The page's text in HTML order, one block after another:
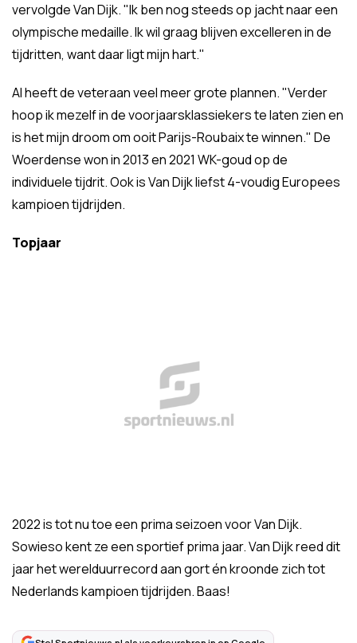
vervolgde Van Dijk. "Ik ben nog steeds op jacht naar een
olympische medaille. Ik wil graag blijven excelleren in de
tijdritten, want daar ligt mijn hart."
Al heeft de veteraan veel meer grote plannen. "Verder
hoop ik mezelf in de voorjaarsklassiekers te laten zien en
is het mijn droom om ooit Parijs-Roubaix te winnen." De
Woerdense won in 2013 en 2021 WK-goud op de
individuele tijdrit. Ook is Van Dijk liefst 4-voudig Europees
kampioen tijdrijden.
Topjaar
2022 is tot nu toe een prima seizoen voor Van Dijk.
Sowieso kent ze een sportief prima jaar. Van Dijk reed dit
jaar het werelduurrecord aan gort én kroonde zich tot
Nederlands kampioen tijdrijden. Baas!